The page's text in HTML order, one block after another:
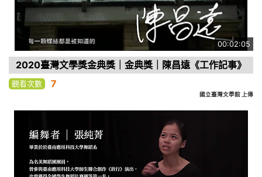
00:02:05
2020臺灣文學獎金典獎｜金典獎｜陳昌遠《工作記事》
觀看次數 7
國立臺灣文學館 上傳